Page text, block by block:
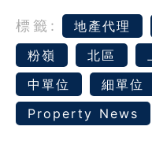
標籤: 地產代理
粉嶺
北區
中單位
細單位
Property News